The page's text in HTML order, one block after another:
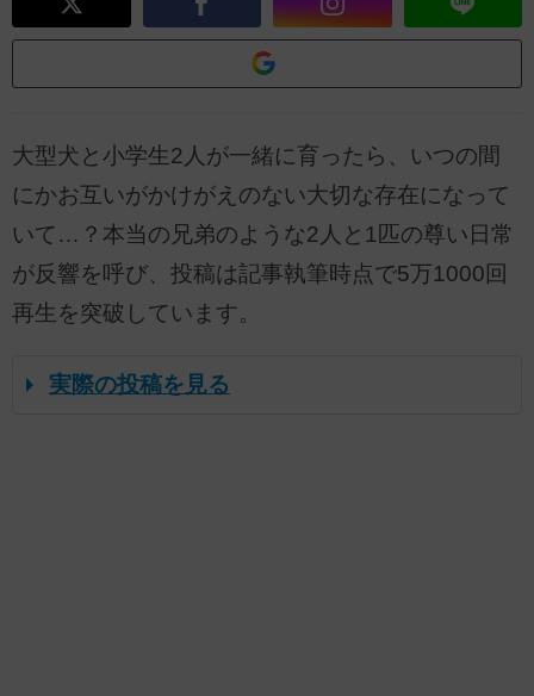
大型犬と小学生2人が一緒に育ったら、いつの間
にかお互いがかけがえのない大切な存在になって
いて…？本当の兄弟のような2人と1匹の尊い日常
が反響を呼び、投稿は記事執筆時点で5万1000回
再生を突破しています。
実際の投稿を見る